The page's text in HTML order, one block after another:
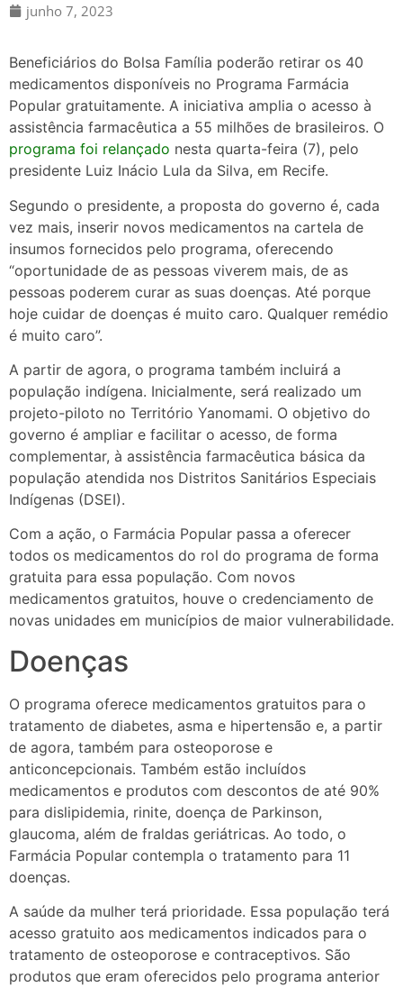
junho 7, 2023
Beneficiários do Bolsa Família poderão retirar os 40
medicamentos disponíveis no Programa Farmácia
Popular gratuitamente. A iniciativa amplia o acesso à
assistência farmacêutica a 55 milhões de brasileiros. O
programa foi relançado nesta quarta-feira (7), pelo
presidente Luiz Inácio Lula da Silva, em Recife.
Segundo o presidente, a proposta do governo é, cada
vez mais, inserir novos medicamentos na cartela de
insumos fornecidos pelo programa, oferecendo
“oportunidade de as pessoas viverem mais, de as
pessoas poderem curar as suas doenças. Até porque
hoje cuidar de doenças é muito caro. Qualquer remédio
é muito caro”.
A partir de agora, o programa também incluirá a
população indígena. Inicialmente, será realizado um
projeto-piloto no Território Yanomami. O objetivo do
governo é ampliar e facilitar o acesso, de forma
complementar, à assistência farmacêutica básica da
população atendida nos Distritos Sanitários Especiais
Indígenas (DSEI).
Com a ação, o Farmácia Popular passa a oferecer
todos os medicamentos do rol do programa de forma
gratuita para essa população. Com novos
medicamentos gratuitos, houve o credenciamento de
novas unidades em municípios de maior vulnerabilidade.
Doenças
O programa oferece medicamentos gratuitos para o
tratamento de diabetes, asma e hipertensão e, a partir
de agora, também para osteoporose e
anticoncepcionais. Também estão incluídos
medicamentos e produtos com descontos de até 90%
para dislipidemia, rinite, doença de Parkinson,
glaucoma, além de fraldas geriátricas. Ao todo, o
Farmácia Popular contempla o tratamento para 11
doenças.
A saúde da mulher terá prioridade. Essa população terá
acesso gratuito aos medicamentos indicados para o
tratamento de osteoporose e contraceptivos. São
produtos que eram oferecidos pelo programa anterior